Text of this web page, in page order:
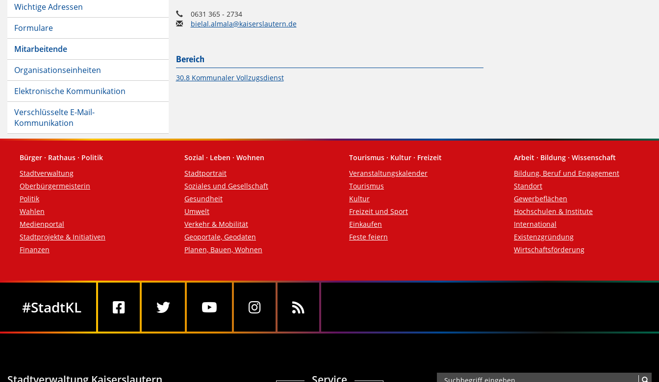
Wichtige Adressen
Formulare
Mitarbeitende
Organisationseinheiten
Elektronische Kommunikation
Verschlüsselte E-Mail-
Kommunikation
0631 365 - 2734
bielal.almala@kaiserslautern.de
Bereich
30.8 Kommunaler Vollzugsdienst
Fußzeile
Bürger · Rathaus · Politik
Stadtverwaltung
Oberbürgermeisterin
Politik
Wahlen
Medienportal
Stadtprojekte & Initiativen
Finanzen
Sozial · Leben · Wohnen
Stadtportrait
Soziales und Gesellschaft
Gesundheit
Umwelt
Verkehr & Mobilität
Geoportale, Geodaten
Planen, Bauen, Wohnen
Tourismus · Kultur · Freizeit
Veranstaltungskalender
Tourismus
Kultur
Freizeit und Sport
Einkaufen
Feste feiern
Arbeit · Bildung · Wissenschaft
Bildung, Beruf und Engagement
Standort
Gewerbeflächen
Hochschulen & Institute
International
Existenzgründung
Wirtschaftsförderung
#StadtKL